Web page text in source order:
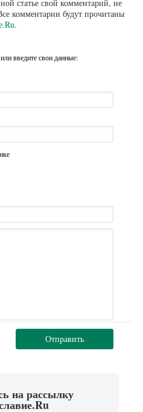
статье свой комментарий, не
комментарии будут прочитаны
.
или введите свои данные:
Отправить
на рассылку